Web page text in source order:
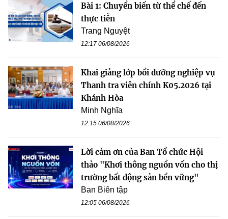
Bài 1: Chuyển biến từ thể chế đến
thực tiễn
Trang Nguyệt
12:17 06/08/2026
Khai giảng lớp bồi dưỡng nghiệp vụ
Thanh tra viên chính K05.2026 tại
Khánh Hòa
Minh Nghĩa
12:15 06/08/2026
Lời cảm ơn của Ban Tổ chức Hội
thảo "Khơi thông nguồn vốn cho thị
trường bất động sản bền vững"
Ban Biên tập
12:05 06/08/2026